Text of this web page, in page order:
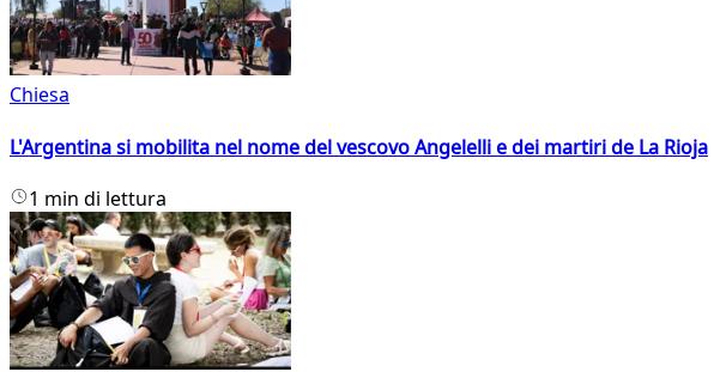
Chiesa
L'Argentina si mobilita nel nome del vescovo Angelelli e dei martiri de La Rioja
1 min di lettura